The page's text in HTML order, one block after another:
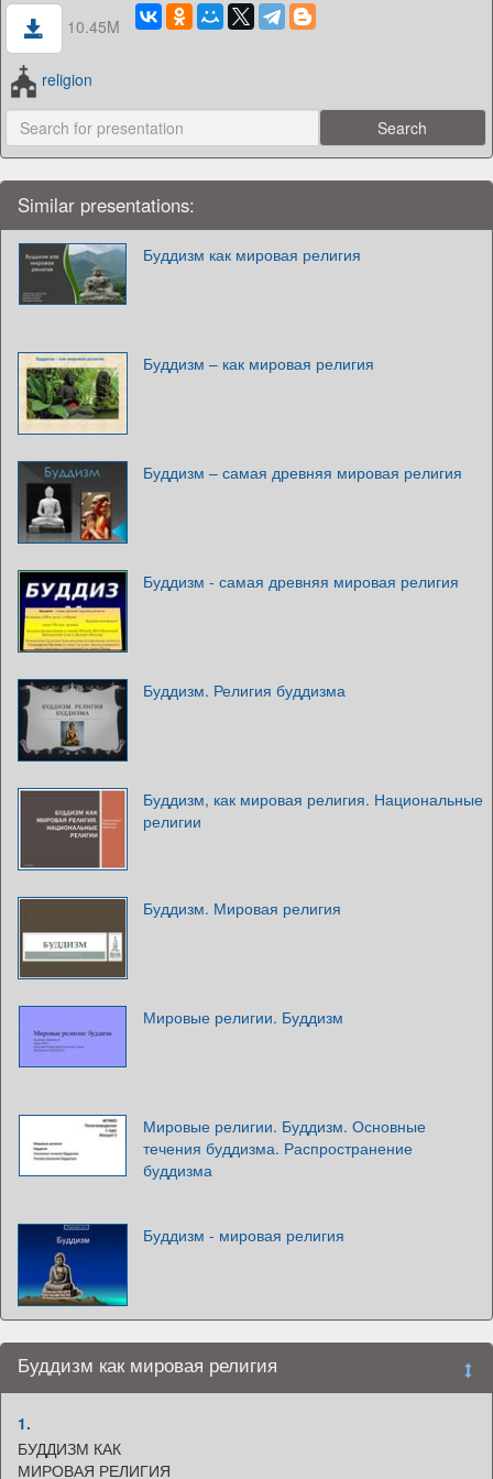
10.45M
religion
Similar presentations:
Буддизм как мировая религия
Буддизм – как мировая религия
Буддизм – самая древняя мировая религия
Буддизм - самая древняя мировая религия
Буддизм. Религия буддизма
Буддизм, как мировая религия. Национальные
религии
Буддизм. Мировая религия
Мировые религии. Буддизм
Мировые религии. Буддизм. Основные
течения буддизма. Распространение
буддизма
Буддизм - мировая религия
Буддизм как мировая религия
1.
БУДДИЗМ КАК
МИРОВАЯ РЕЛИГИЯ